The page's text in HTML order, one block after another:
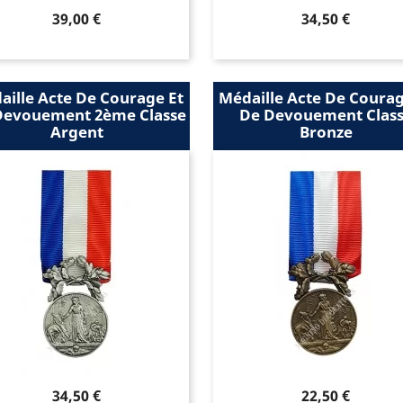
Prix
39,00 € Prix
34,50 €
Acte De Courage Et
2ème Classe
Argent
Prix
34,50 €
Médaille Acte De
De Devouement
Bronze
Prix
22,50 €